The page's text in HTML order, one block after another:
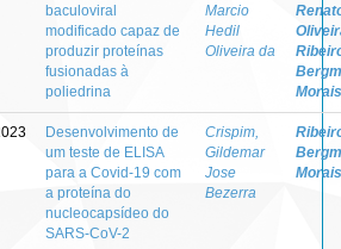
baculoviral
modificado capaz de
produzir proteínas
fusionadas à
poliedrina
Marcio
Hedil
Oliveira da
Morais
Desenvolvimento de
um teste de ELISA
para a Covid-19 com
a proteína do
nucleocapsídeo do
SARS-CoV-2
Crispim,
Gildemar
Jose
Bezerra
Morais